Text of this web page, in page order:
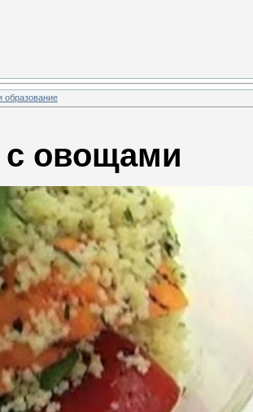
образование
с овощами